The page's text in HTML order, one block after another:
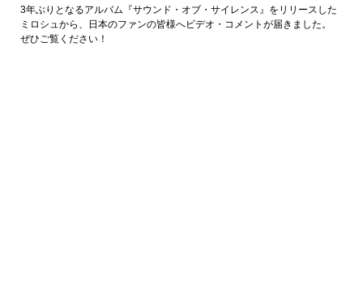
3年ぶりとなるアルバム『サウンド・オブ・サイレンス』をリリースした
ミロシュから、日本のファンの皆様へビデオ・コメントが届きました。
ぜひご覧ください！